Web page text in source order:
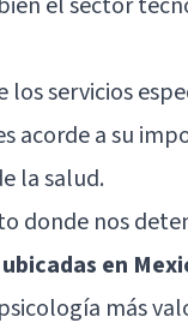
los servicios
acorde a su
la salud.
donde nos
en
más